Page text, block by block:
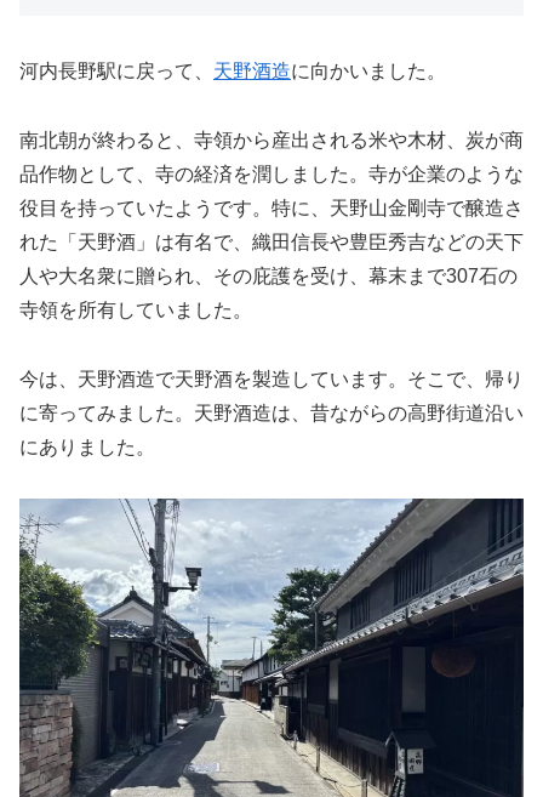
河内長野駅に戻って、 天野酒造に向かいました。
南北朝が終わると、寺領から産出される米や木材、炭が商
品作物として、寺の経済を潤しました。寺が企業のような
役目を持っていたようです。特に、天野山金剛寺で醸造さ
れた「天野酒」は有名で、織田信長や豊臣秀吉などの天下
人や大名衆に贈られ、その庇護を受け、幕末まで307石の
寺領を所有していました。
今は、天野酒造で天野酒を製造しています。そこで、帰り
に寄ってみました。天野酒造は、昔ながらの高野街道沿い
にありました。